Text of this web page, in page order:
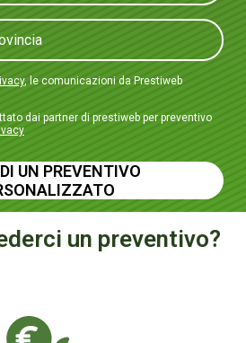
, le comunicazioni da Prestiweb
dai partner di prestiweb per preventivo
UN PREVENTIVO
un preventivo?